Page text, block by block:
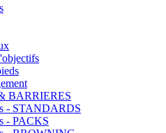
BARRIERES
- STANDARDS
- PACKS